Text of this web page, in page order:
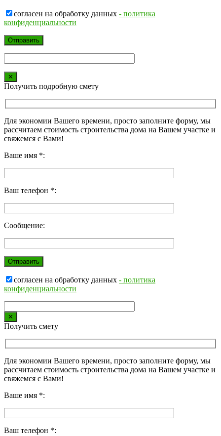
согласен на обработку данных - политика
конфиденциальности
✕
Получить подробную смету
Для экономии Вашего времени, просто заполните форму, мы
рассчитаем стоимость строительства дома на Вашем участке и
свяжемся с Вами!
Ваше имя *:
Ваш телефон *:
Сообщение:
согласен на обработку данных - политика
конфиденциальности
✕
Получить смету
Для экономии Вашего времени, просто заполните форму, мы
рассчитаем стоимость строительства дома на Вашем участке и
свяжемся с Вами!
Ваше имя *:
Ваш телефон *: